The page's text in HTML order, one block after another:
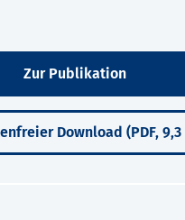
Zur Publikation
Download (PDF, 9,3